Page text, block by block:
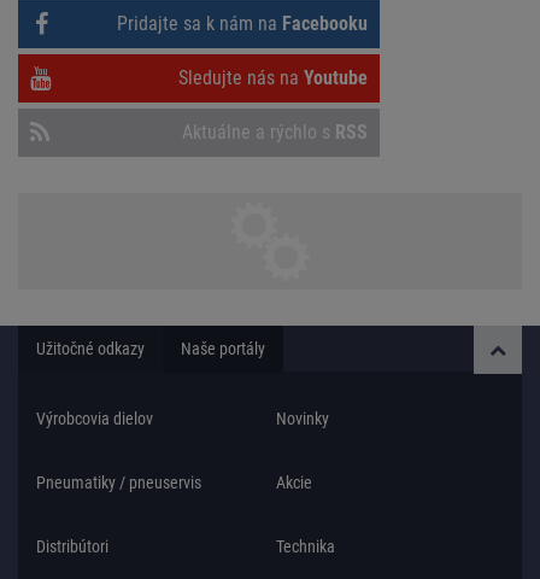
Pridajte sa k nám na Facebooku
Sledujte nás na Youtube
Aktuálne a rýchlo s RSS
Užitočné odkazy Naše portály
Výrobcovia dielov Novinky
Pneumatiky / pneuservis Akcie
Distribútori Technika